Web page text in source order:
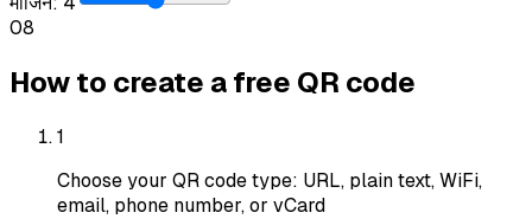
08
How to create a free QR code
1
Choose your QR code type: URL, plain text, WiFi,
email, phone number, or vCard